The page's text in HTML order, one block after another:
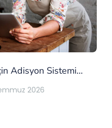
Adisyon Sistemi…
2026